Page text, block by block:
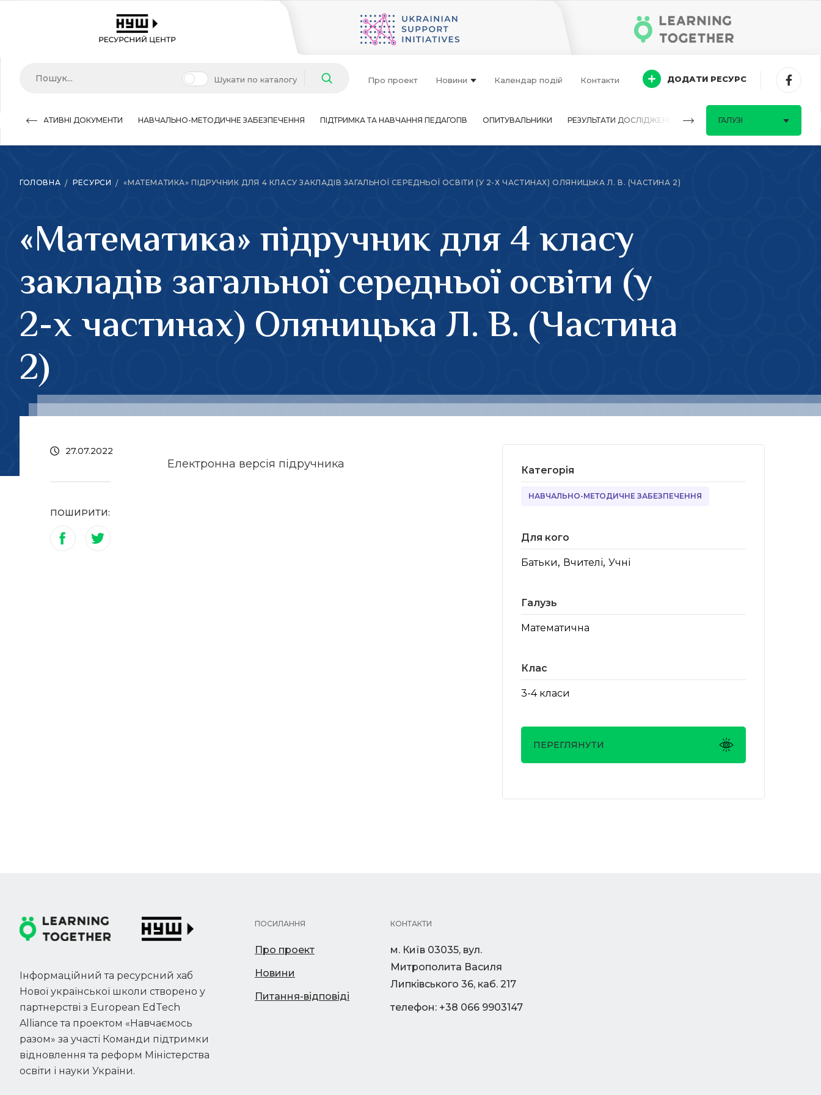
Шукати по каталогу Про проект Новини Календар подій Контакти ДОДАТИ РЕСУРС
НОРМАТИВНІ ДОКУМЕНТИ НАВЧАЛЬНО-МЕТОДИЧНЕ ЗАБЕЗПЕЧЕННЯ ПІДТРИМКА ТА НАВЧАННЯ ПЕДАГОГІВ ОПИТУВАЛЬНИКИ РЕЗУЛЬТАТИ ДОСЛІДЖЕНЬ ПИТАННЯ-ВІДПОВІДІ
ГАЛУЗІ
ГОЛОВНА РЕСУРСИ «МАТЕМАТИКА» ПІДРУЧНИК ДЛЯ 4 КЛАСУ ЗАКЛАДІВ ЗАГАЛЬНОЇ СЕРЕДНЬОЇ ОСВІТИ (У 2-Х ЧАСТИНАХ) ОЛЯНИЦЬКА Л. В. (ЧАСТИНА 2)
«Математика» підручник для 4 класу
закладів загальної середньої освіти (у
2-х частинах) Оляницька Л. В. (Частина
2)
27.07.2022
ПОШИРИТИ:
Електронна версія підручника Категорія
НАВЧАЛЬНО-МЕТОДИЧНЕ ЗАБЕЗПЕЧЕННЯ
Для кого
Батьки, Вчителі, Учні
Галузь
Математична
Клас
3-4 класи
ПЕРЕГЛЯНУТИ
Інформаційний та ресурсний хаб
Нової української школи створено у
партнерстві з European EdTech
Alliance та проектом «Навчаємось
разом» за участі Команди підтримки
відновлення та реформ Міністерства
освіти і науки України.
ПОСИЛАННЯ
Про проект
Новини
Питання-відповіді
КОНТАКТИ
м. Київ 03035, вул.
Митрополита Василя
Липківського 36, каб. 217
телефон: +38 066 9903147